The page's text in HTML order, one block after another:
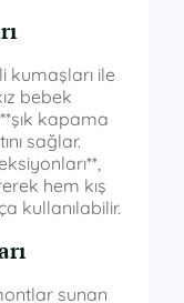
kumaşları ile
bebek
kapama
sağlar.
hem kış
kullanılabilir.
sunan